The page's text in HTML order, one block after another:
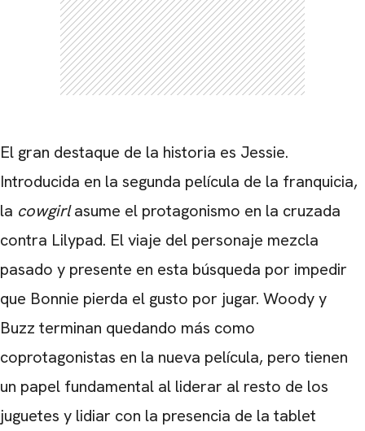
El gran destaque de la historia es Jessie.
Introducida en la segunda película de la franquicia,
la cowgirlasume el protagonismo en la cruzada
contra Lilypad. El viaje del personaje mezcla
pasado y presente en esta búsqueda por impedir
que Bonnie pierda el gusto por jugar. Woody y
Buzz terminan quedando más como
coprotagonistas en la nueva película, pero tienen
un papel fundamental al liderar al resto de los
juguetes y lidiar con la presencia de la tablet
CARREGANDO PUBLICIDADE